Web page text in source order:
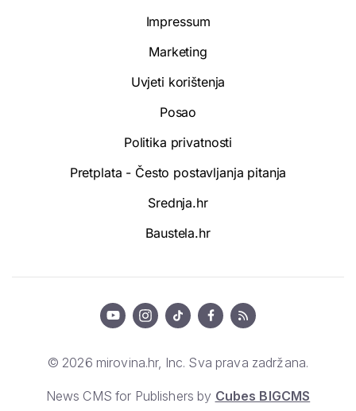
Impressum
Marketing
Uvjeti korištenja
Posao
Politika privatnosti
Pretplata - Često postavljanja pitanja
Srednja.hr
Baustela.hr
© 2026 mirovina.hr, Inc. Sva prava zadržana.
News CMS for Publishers by Cubes BIGCMS